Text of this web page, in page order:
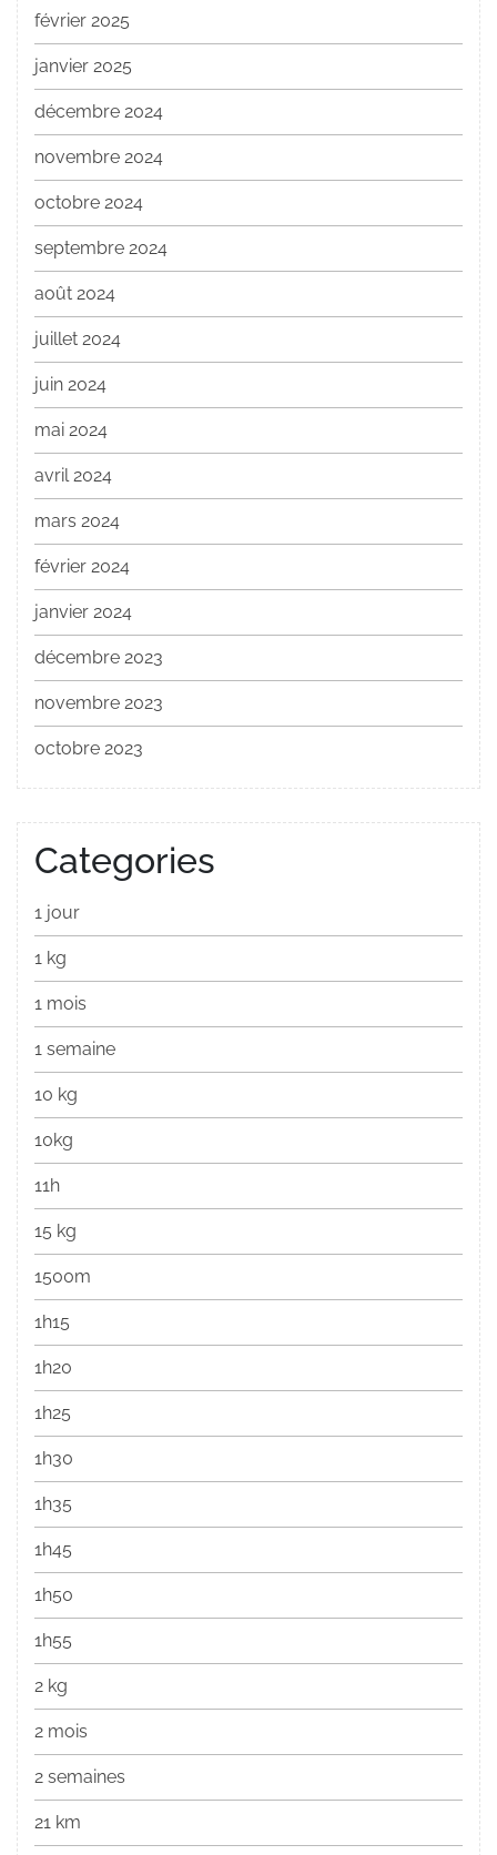
février 2025
janvier 2025
décembre 2024
novembre 2024
octobre 2024
septembre 2024
août 2024
juillet 2024
juin 2024
mai 2024
avril 2024
mars 2024
février 2024
janvier 2024
décembre 2023
novembre 2023
octobre 2023
Categories
1 jour
1 kg
1 mois
1 semaine
10 kg
10kg
11h
15 kg
1500m
1h15
1h20
1h25
1h30
1h35
1h45
1h50
1h55
2 kg
2 mois
2 semaines
21 km